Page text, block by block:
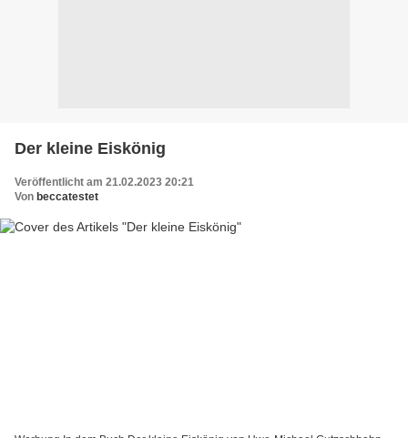
Der kleine Eiskönig
Veröffentlicht am 21.02.2023 20:21
Von beccatestet